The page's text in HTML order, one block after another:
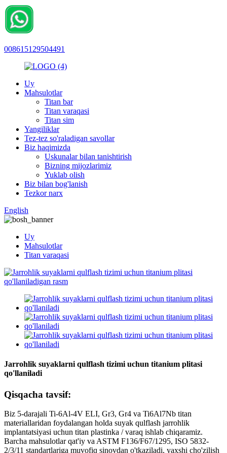
008615129504491
Uy
Mahsulotlar
Titan bar
Titan varaqasi
Titan sim
Yangiliklar
Tez-tez so'raladigan savollar
Biz haqimizda
Uskunalar bilan tanishtirish
Bizning mijozlarimiz
Yuklab olish
Biz bilan bog'lanish
Tezkor narx
English
Uy
Mahsulotlar
Titan varaqasi
Jarrohlik suyaklarni qulflash tizimi uchun titanium plitasi
qo'llaniladi
Qisqacha tavsif:
Biz 5-darajali Ti-6Al-4V ELI, Gr3, Gr4 va Ti6Al7Nb titan
materiallaridan foydalangan holda suyak qulflash jarrohlik
implantatsiyasi uchun titan plastinka / varaq ishlab chiqaramiz.
Barcha mahsulotlar qat'iy va ASTM F136/F67/1295, ISO 5832-
2/3/11 standartlariga muvofiq sinovdan o'tkaziladi, yaxshi cho'zilish